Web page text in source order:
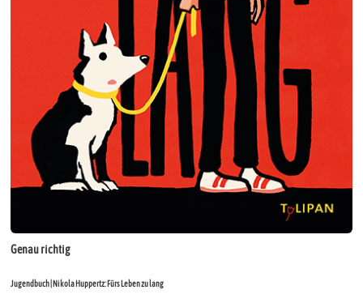
Genau richtig
Jugendbuch | Nikola Huppertz: Fürs Leben zu lang